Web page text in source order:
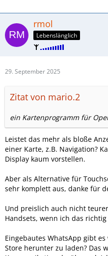
rmol
Lebenslänglich
29. September 2025
Zitat von mario.2
ein Kartenprogramm für
Leistet das mehr als bloße
einer Karte, z.B. Navigation?
Display kaum vorstellen.
Aber als Alternative für
sehr komplett aus, danke für
Und preislich auch nicht
Handsets, wenn ich das richtig
Eingebautes WhatsApp gibt
Store herunter zu laden? Das